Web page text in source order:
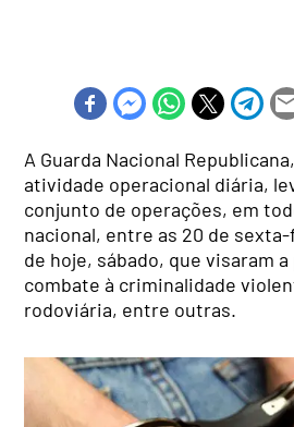
A Guarda Nacional
atividade operacional diária,
conjunto de operações, em
nacional, entre as 20 de
de hoje, sábado, que visaram
combate à criminalidade
rodoviária, entre outras.